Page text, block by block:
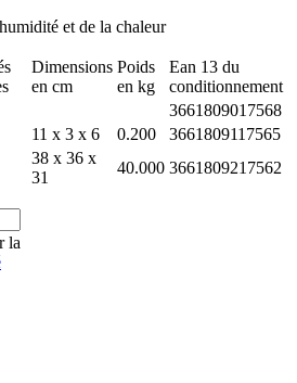
et de la chaleur
Dimensions
en cm
Poids
en kg
Ean 13 du
conditionnement
3661809017568
11 x 3 x 6 0.200
3661809117565
38 x 36 x
31
40.000 3661809217562
la